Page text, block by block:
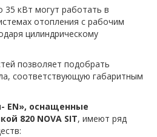
кВт могут работать в
отопления с рабочим
цилиндрическому
позволяет подобрать
соответствующую габаритным
EN», оснащенные
820 NOVA SIT, имеют ряд